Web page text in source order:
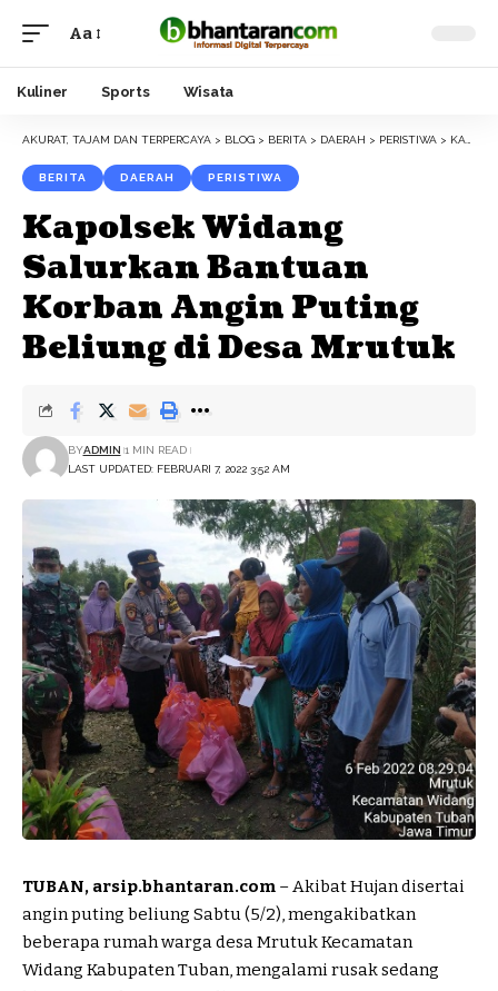
Font
Resizer
Aa
Kuliner Sports Wisata
AKURAT, TAJAM DAN TERPERCAYA > BLOG > BERITA > DAERAH > PERISTIWA > KAPOLSEK WIDANG SALURKAN BANTUAN KORBAN ANGIN PUTING BELIUNG DI DESA MRUTUK
BERITA DAERAH PERISTIWA
Kapolsek Widang
Salurkan Bantuan
Korban Angin Puting
Beliung di Desa Mrutuk
LAST UPDATED: FEBRUARI 7, 2022 3:52 AM
BYADMIN 1 MIN READ
TUBAN, arsip.bhantaran.com – Akibat Hujan disertai
angin puting beliung Sabtu (5/2), mengakibatkan
beberapa rumah warga desa Mrutuk Kecamatan
Widang Kabupaten Tuban, mengalami rusak sedang